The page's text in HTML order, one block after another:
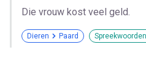
Die vrouw kost veel geld.
Dieren Paard